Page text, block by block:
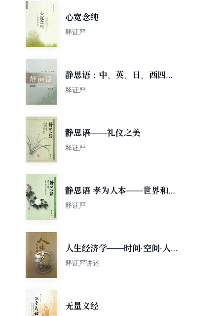
心宽念纯
释证严
静思语：中、英、日、西四国
语言对照珍藏版
释证严
静思语——礼仪之美
释证严
静思语 孝为人本——世界和平
的守护力量
释证严
人生经济学——时间·空间·人
与人之间
释证严讲述
无量义经